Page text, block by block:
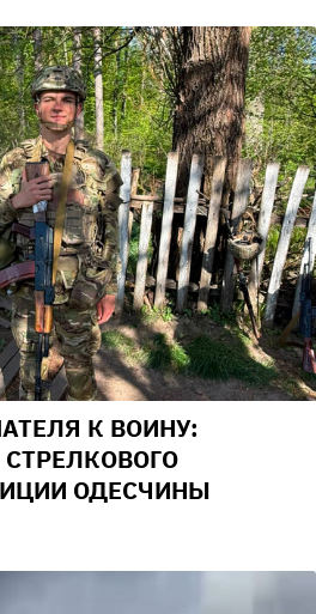
К ВОИНУ:
ОДЕСЧИНЫ